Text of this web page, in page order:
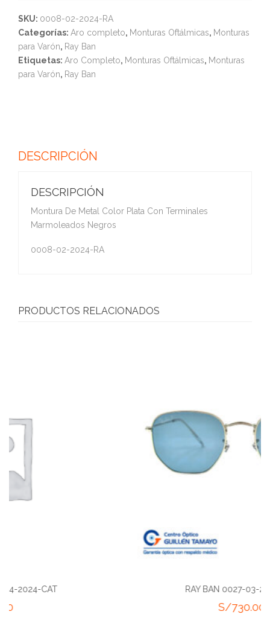
SKU: 0008-02-2024-RA
Categorías: Aro completo, Monturas Oftálmicas, Monturas
para Varón, Ray Ban
Etiquetas: Aro Completo, Monturas Oftálmicas, Monturas
para Varón, Ray Ban
DESCRIPCIÓN
DESCRIPCIÓN
Montura De Metal Color Plata Con Terminales
Marmoleados Negros
0008-02-2024-RA
PRODUCTOS RELACIONADOS
RAY BAN 0027-03-2024-RAY